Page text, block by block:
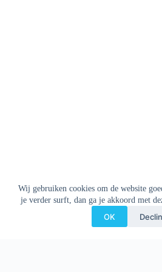
Wij gebruiken cookies om de website
je verder surft, dan ga je akkoord met
OK